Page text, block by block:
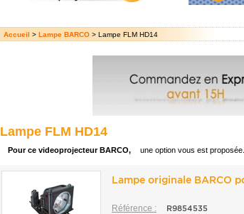
Accueil > Lampe BARCO > Lampe FLM HD14
Lampe FLM HD14
Pour ce videoprojecteur BARCO, une option vous est proposée.
Lampe originale BARCO
Référence : R9854535